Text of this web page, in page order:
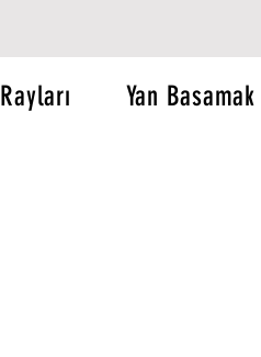
Yan Basamak